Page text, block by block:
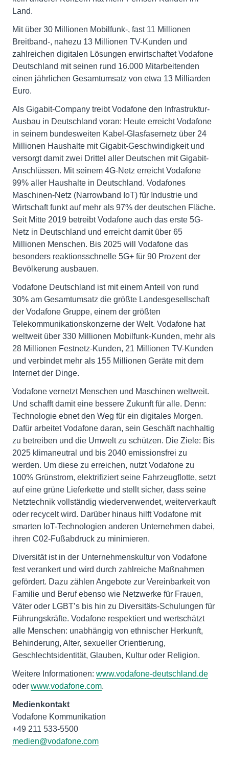
Land.
Mit über 30 Millionen Mobilfunk-, fast 11 Millionen
Breitband-, nahezu 13 Millionen TV-Kunden und
zahlreichen digitalen Lösungen erwirtschaftet Vodafone
Deutschland mit seinen rund 16.000 Mitarbeitenden
einen jährlichen Gesamtumsatz von etwa 13 Milliarden
Euro.
Als Gigabit-Company treibt Vodafone den Infrastruktur-
Ausbau in Deutschland voran: Heute erreicht Vodafone
in seinem bundesweiten Kabel-Glasfasernetz über 24
Millionen Haushalte mit Gigabit-Geschwindigkeit und
versorgt damit zwei Drittel aller Deutschen mit Gigabit-
Anschlüssen. Mit seinem 4G-Netz erreicht Vodafone
99% aller Haushalte in Deutschland. Vodafones
Maschinen-Netz (Narrowband IoT) für Industrie und
Wirtschaft funkt auf mehr als 97% der deutschen Fläche.
Seit Mitte 2019 betreibt Vodafone auch das erste 5G-
Netz in Deutschland und erreicht damit über 65
Millionen Menschen. Bis 2025 will Vodafone das
besonders reaktionsschnelle 5G+ für 90 Prozent der
Bevölkerung ausbauen.
Vodafone Deutschland ist mit einem Anteil von rund
30% am Gesamtumsatz die größte Landesgesellschaft
der Vodafone Gruppe, einem der größten
Telekommunikationskonzerne der Welt. Vodafone hat
weltweit über 330 Millionen Mobilfunk-Kunden, mehr als
28 Millionen Festnetz-Kunden, 21 Millionen TV-Kunden
und verbindet mehr als 155 Millionen Geräte mit dem
Internet der Dinge.
Vodafone vernetzt Menschen und Maschinen weltweit.
Und schafft damit eine bessere Zukunft für alle. Denn:
Technologie ebnet den Weg für ein digitales Morgen.
Dafür arbeitet Vodafone daran, sein Geschäft nachhaltig
zu betreiben und die Umwelt zu schützen. Die Ziele: Bis
2025 klimaneutral und bis 2040 emissionsfrei zu
werden. Um diese zu erreichen, nutzt Vodafone zu
100% Grünstrom, elektrifiziert seine Fahrzeugflotte, setzt
auf eine grüne Lieferkette und stellt sicher, dass seine
Netztechnik vollständig wiederverwendet, weiterverkauft
oder recycelt wird. Darüber hinaus hilft Vodafone mit
smarten IoT-Technologien anderen Unternehmen dabei,
ihren C02-Fußabdruck zu minimieren.
Diversität ist in der Unternehmenskultur von Vodafone
fest verankert und wird durch zahlreiche Maßnahmen
gefördert. Dazu zählen Angebote zur Vereinbarkeit von
Familie und Beruf ebenso wie Netzwerke für Frauen,
Väter oder LGBT’s bis hin zu Diversitäts-Schulungen für
Führungskräfte. Vodafone respektiert und wertschätzt
alle Menschen: unabhängig von ethnischer Herkunft,
Behinderung, Alter, sexueller Orientierung,
Geschlechtsidentität, Glauben, Kultur oder Religion.
Weitere Informationen: www.vodafone-deutschland.de
oder www.vodafone.com.
Medienkontakt
Vodafone Kommunikation
medien@vodafone.com